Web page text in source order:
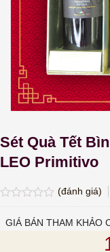
Sét Quà Tết
LEO Primitivo
xếp
(đánh giá)
GIÁ BÁN THAM KHẢO